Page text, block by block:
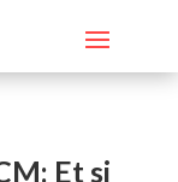
Et si